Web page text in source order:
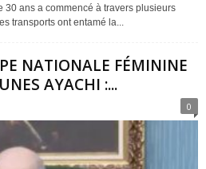
30 ans a commencé à travers plusieurs
transports ont entamé la...
NATIONALE FÉMININE
AYACHI :...
0